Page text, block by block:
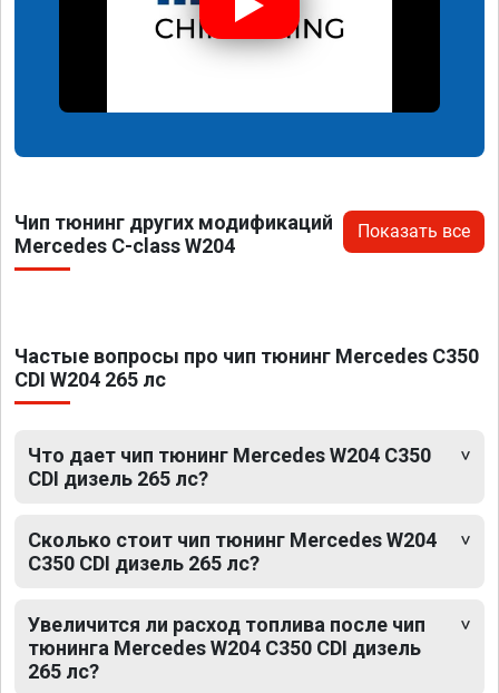
Чип тюнинг других модификаций
Mercedes C-class W204
Показать все
Частые вопросы про чип тюнинг Mercedes C350
CDI W204 265 лс
Что дает чип тюнинг Mercedes W204 C350
CDI дизель 265 лс?
Сколько стоит чип тюнинг Mercedes W204
C350 CDI дизель 265 лс?
Увеличится ли расход топлива после чип
тюнинга Mercedes W204 C350 CDI дизель
265 лс?